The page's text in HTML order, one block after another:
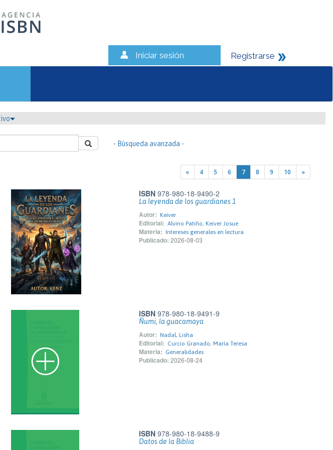
Iniciar sesión Registrarse
- Búsqueda avanzada -
« 4 5 6 7 8 9 10 »
ISBN 978-980-18-9490-2
La leyenda de los guardianes 1
Autor: Keiver
Editorial: Alvino Patiño, Keiver Josue
Materia: Intereses generales en lectura
Publicado: 2026-08-03
ISBN 978-980-18-9491-9
Ñumi, la guacamaya
Autor: Nadal, Lisha
Editorial: Curcio Granado, María Teresa
Materia: Generalidades
Publicado: 2026-08-24
ISBN 978-980-18-9488-9
Datos de la Biblia